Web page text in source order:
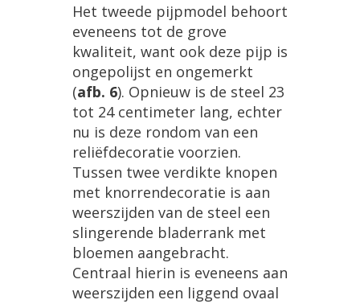
Het tweede pijpmodel behoort
eveneens tot de grove
kwaliteit, want ook deze pijp is
ongepolijst en ongemerkt
(afb. 6). Opnieuw is de steel 23
tot 24 centimeter lang, echter
nu is deze rondom van een
reliëfdecoratie voorzien.
Tussen twee verdikte knopen
met knorrendecoratie is aan
weerszijden van de steel een
slingerende bladerrank met
bloemen aangebracht.
Centraal hierin is eveneens aan
weerszijden een liggend ovaal